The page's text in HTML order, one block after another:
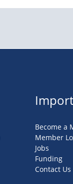
Become a
Member
Jobs
Funding
Contact Us